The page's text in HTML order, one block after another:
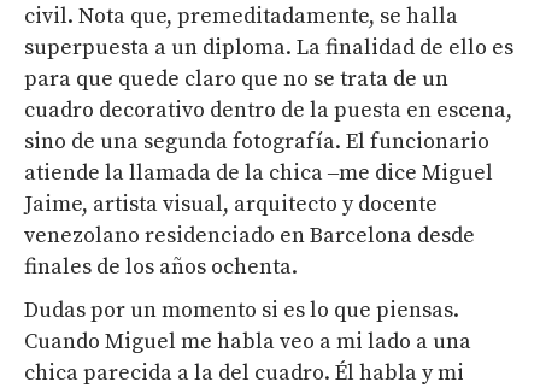
civil. Nota que, premeditadamente, se halla
superpuesta a un diploma. La finalidad de ello es
para que quede claro que no se trata de un
cuadro decorativo dentro de la puesta en escena,
sino de una segunda fotografía. El funcionario
atiende la llamada de la chica ‒me dice Miguel
Jaime, artista visual, arquitecto y docente
venezolano residenciado en Barcelona desde
finales de los años ochenta.
Dudas por un momento si es lo que piensas.
Cuando Miguel me habla veo a mi lado a una
chica parecida a la del cuadro. Él habla y mi